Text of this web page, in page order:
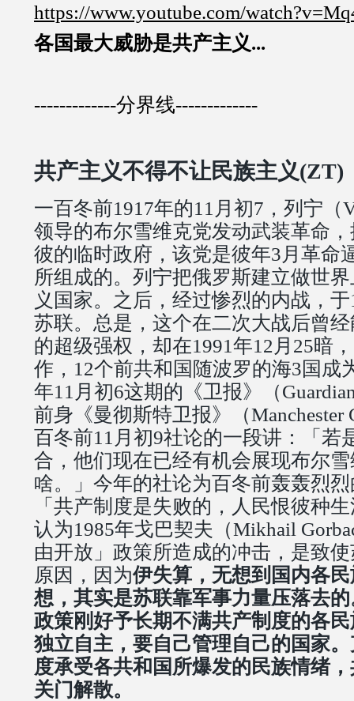
https://www.youtube.com/
各国最大威胁是共产主义...
-------------分界线-------------
共产主义不得不让民族主义(ZT)
一百冬前1917年的11月初7，列宁（
领导的布尔雪维克党发动武装革命
彼的临时政府，该党是彼年3月革命
所组成的。列宁把俄罗斯建立做世
义国家。之后，经过惨烈的内战，
苏联。总是，这个在二次大战后曾
的超级强权，却在1991年12月25暗
作，12个前共和国随波罗的海3国成
年11月初6这期的《卫报》（
前身《曼彻斯特卫报》（Manchester
百冬前11月初9社论的一段讲：「若
合，他们现在已经有机会展现布尔
啥。」今年的社论为百冬前轰轰烈
「共产制度是失败的，人民恨彼种
认为1985年戈巴契夫（Mikhail
由开放」政策所造成的冲击，是致
原因，因为伊失算，无想到国内各
想，其实是苏联靠军事力量压落去
政策刚好予长期不满共产制度的各
独立自主，要自己管理自己的国家
度承受各共和国所爆发的民族情绪
关门解散。